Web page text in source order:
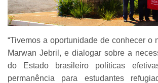
“Tivemos a oportunidade de conhecer o
Marwan Jebril, e dialogar sobre a
do Estado brasileiro políticas
permanência para estudantes